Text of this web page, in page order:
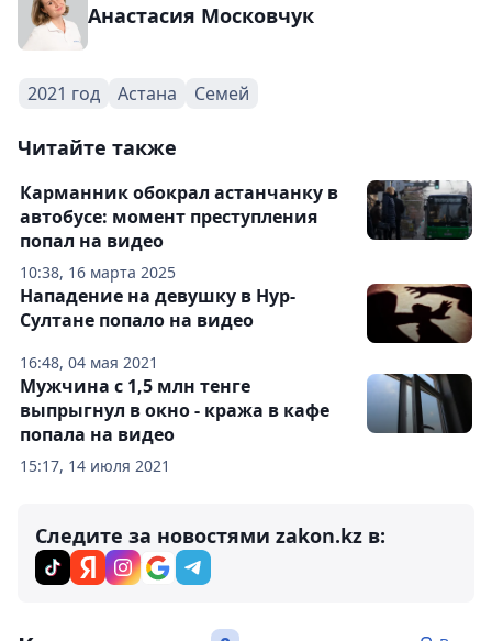
Анастасия Московчук
2021 год Астана Семей
Читайте также
10:38, 16 марта 2025
Карманник обокрал астанчанку в
автобусе: момент преступления
попал на видео
16:48, 04 мая 2021
Нападение на девушку в Нур-
Султане попало на видео
15:17, 14 июля 2021
Мужчина с 1,5 млн тенге
выпрыгнул в окно - кража в кафе
попала на видео
Следите за новостями zakon.kz в: